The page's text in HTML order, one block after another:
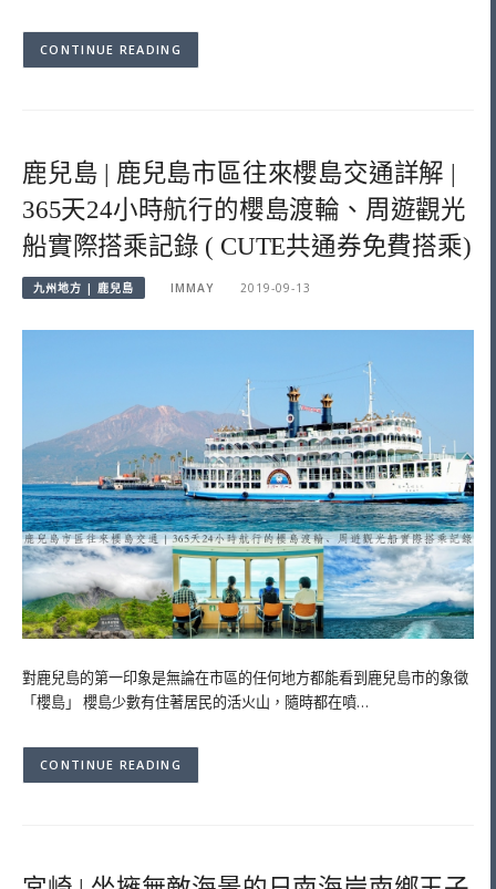
CONTINUE READING
鹿兒島 | 鹿兒島市區往來櫻島交通詳解 |
365天24小時航行的櫻島渡輪、周遊觀光
船實際搭乘記錄 ( CUTE共通券免費搭乘)
九州地方 | 鹿兒島 IMMAY 2019-09-13
對鹿兒島的第一印象是無論在市區的任何地方都能看到鹿兒島市的象徵
「櫻島」 櫻島少數有住著居民的活火山，隨時都在噴…
CONTINUE READING